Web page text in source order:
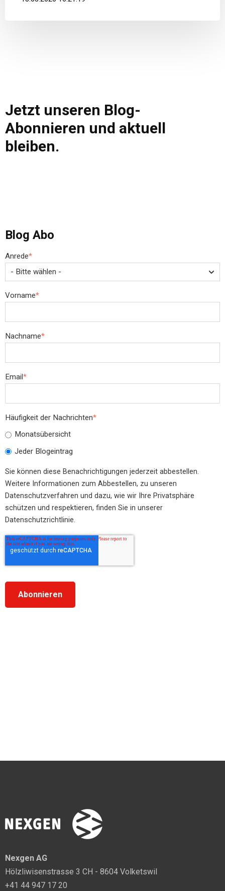
Jetzt unseren Blog-
Abonnieren und aktuell
bleiben.
Blog Abo
Anrede*
Vorname*
Nachname*
Email *
Häufigkeit der Nachrichten*
Monatsübersicht
Jeder Blogeintrag
Sie können diese Benachrichtigungen jederzeit abbestellen.
Weitere Informationen zum Abbestellen, zu unseren
Datenschutzverfahren und dazu, wie wir Ihre Privatsphäre
schützen und respektieren, finden Sie in unserer
Datenschutzrichtlinie.
Nexgen AG
Hölzliwisenstrasse 3 CH - 8604 Volketswil
+41 44 947 17 20